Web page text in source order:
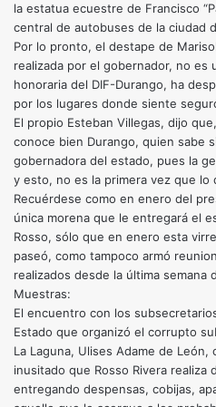
la estatua ecuestre de Francisco
central de autobuses de la ciudad
Por lo pronto, el destape de
realizada por el gobernador, no es
honoraria del DIF-Durango, ha
por los lugares donde siente
El propio Esteban Villegas, dijo
conoce bien Durango, quien sabe
gobernadora del estado, pues la
y esto, no es la primera vez que lo
Recuérdese como en enero del
única morena que le entregará el
Rosso, sólo que en enero esta
paseó, como tampoco armó
realizados desde la última semana
Muestras:
El encuentro con los
Estado que organizó el corrupto
La Laguna, Ulises Adame de León,
inusitado que Rosso Rivera
entregando despensas, cobijas,